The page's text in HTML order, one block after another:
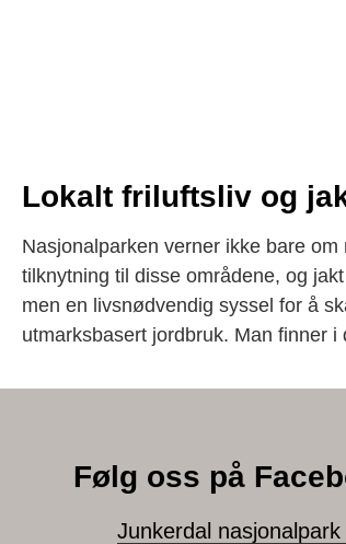
Lokalt friluftsliv og
Nasjonalparken verner ikke bare
tilknytning til disse områdene, og
men en livsnødvendig syssel for å
utmarksbasert jordbruk. Man finner
Følg oss på
Junkerdal